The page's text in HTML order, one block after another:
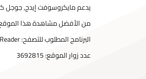
يدعم مايكروسوفت إيدج,
من الأفضل مشاهدة هذا الموقع من
البرنامج المطلوب للتصفح: Adobe Reader
عدد زوار الموقع:3692815